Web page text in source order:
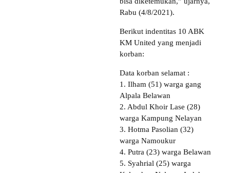
Rabu (4/8/2021).
Berikut indentitas 10 ABK
KM United yang menjadi
korban:
Data korban selamat :
1. Ilham (51) warga gang
Alpala Belawan
2. Abdul Khoir Lase (28)
warga Kampung Nelayan
3. Hotma Pasolian (32)
warga Namoukur
4. Putra (23) warga Belawan
5. Syahrial (25) warga